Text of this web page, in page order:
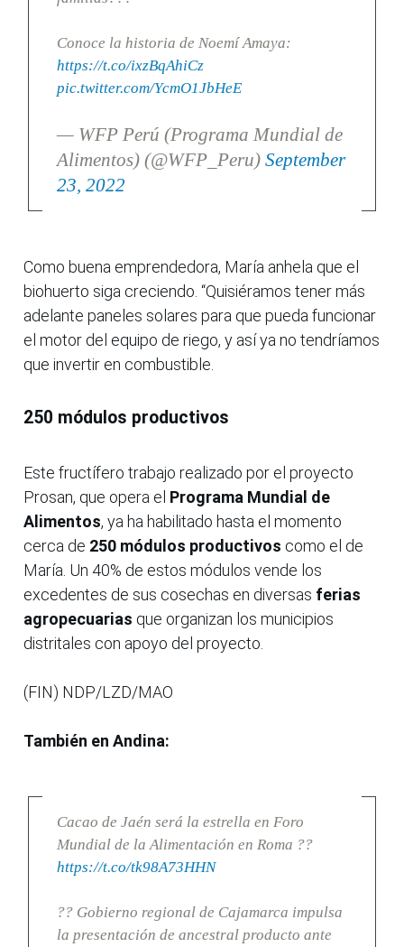
Conoce la historia de Noemí Amaya:
https://t.co/ixzBqAhiCz
pic.twitter.com/YcmO1JbHeE
— WFP Perú (Programa Mundial de
Alimentos) (@WFP_Peru) September
23, 2022
Como buena emprendedora, María anhela que el
biohuerto siga creciendo. “Quisiéramos tener más
adelante paneles solares para que pueda funcionar
el motor del equipo de riego, y así ya no tendríamos
que invertir en combustible.
250 módulos productivos
Este fructífero trabajo realizado por el proyecto
Prosan, que opera el Programa Mundial de
Alimentos, ya ha habilitado hasta el momento
cerca de 250 módulos productivos como el de
María. Un 40% de estos módulos vende los
excedentes de sus cosechas en diversas ferias
agropecuarias que organizan los municipios
distritales con apoyo del proyecto.
(FIN) NDP/LZD/MAO
También en Andina:
Cacao de Jaén será la estrella en Foro
Mundial de la Alimentación en Roma ??
https://t.co/tk98A73HHN
?? Gobierno regional de Cajamarca impulsa
la presentación de ancestral producto ante